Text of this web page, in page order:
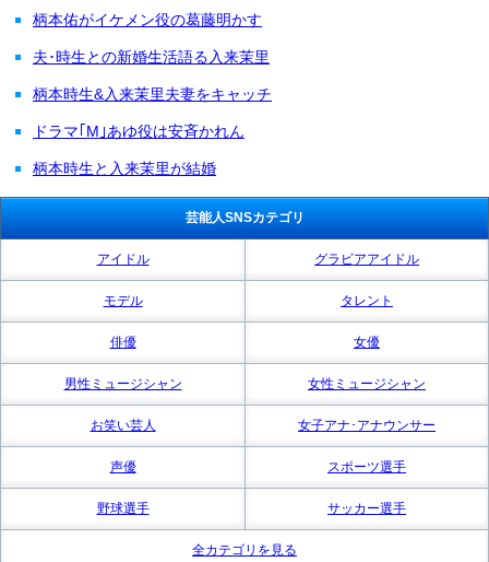
柄本佑がイケメン役の葛藤明かす
夫･時生との新婚生活語る入来茉里
柄本時生&入来茉里夫妻をキャッチ
ドラマ｢M｣あゆ役は安斉かれん
柄本時生と入来茉里が結婚
芸能人SNSカテゴリ
アイドル グラビアアイドル
モデル タレント
俳優 女優
男性ミュージシャン 女性ミュージシャン
お笑い芸人 女子アナ･アナウンサー
声優 スポーツ選手
野球選手 サッカー選手
全カテゴリを見る